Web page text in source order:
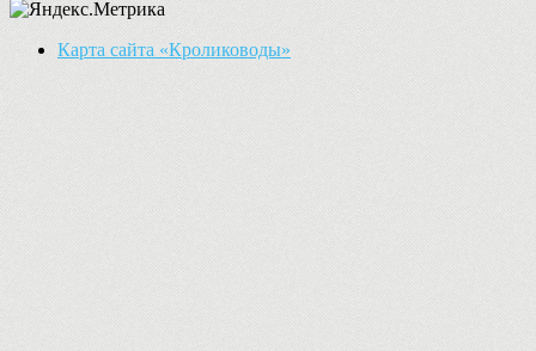
Карта сайта «Кролиководы»